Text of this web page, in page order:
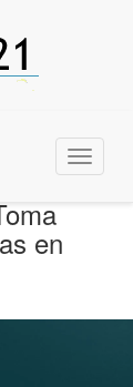
Menu
en